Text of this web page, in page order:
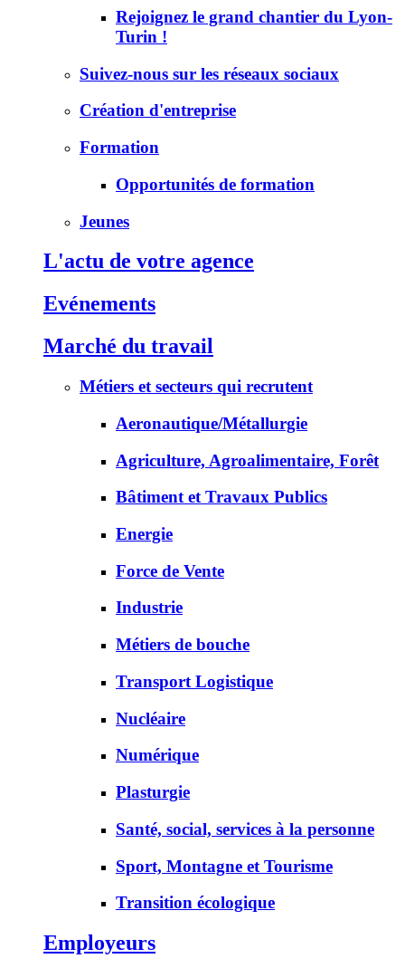
Rejoignez le grand chantier du Lyon-
Turin !​
Suivez-nous sur les réseaux sociaux
Création d'entreprise
Formation
Opportunités de formation
Jeunes
L'actu de votre agence
Evénements
Marché du travail
Métiers et secteurs qui recrutent
Aeronautique/Métallurgie
Agriculture, Agroalimentaire, Forêt
Bâtiment et Travaux Publics
Energie
Force de Vente
Industrie
Métiers de bouche
Transport Logistique
Nucléaire
Numérique
Plasturgie
Santé, social, services à la personne
Sport, Montagne et Tourisme
Transition écologique
Employeurs